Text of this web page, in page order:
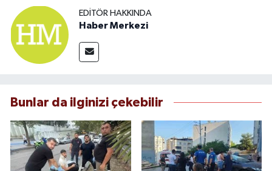
EDITÖR HAKKINDA
Haber Merkezi
Bunlar da ilginizi çekebilir